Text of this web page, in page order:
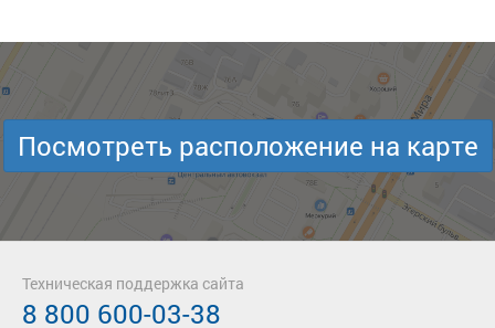
Посмотреть расположение на карте
Техническая поддержка сайта
8 800 600-03-38